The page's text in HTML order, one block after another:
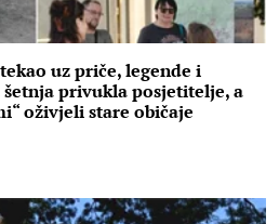
uz priče, legende i
privukla posjetitelje, a
oživjeli stare običaje